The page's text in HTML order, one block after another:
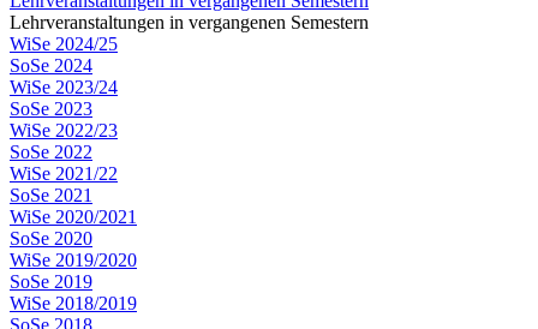
Lehrveranstaltungen in vergangenen Semestern
WiSe 2024/25
SoSe 2024
WiSe 2023/24
SoSe 2023
WiSe 2022/23
SoSe 2022
WiSe 2021/22
SoSe 2021
WiSe 2020/2021
SoSe 2020
WiSe 2019/2020
SoSe 2019
WiSe 2018/2019
SoSe 2018